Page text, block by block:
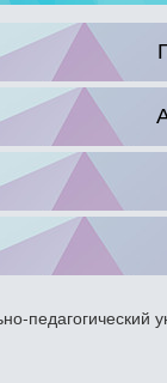
педагогический